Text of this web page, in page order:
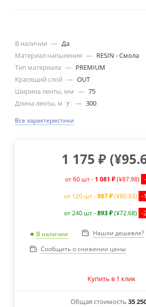
В наличии — Да
Материал напыления — RESIN - Смола
Тип материала — PREMIUM
Красящий слой — OUT
Ширина ленты, мм — 75
Длина ленты, м ? — 300
Все характеристики
1 175 ₽ (
от 60 шт - 1 081 ₽(¥87.98)
от 120 шт -987 ₽(¥80.33) -
от 240 шт -893 ₽(¥72.68) -
В наличии
Нашли дешевле?
Сообщить о снижении цены
Купить в 1 клик
Общая стоимость 35